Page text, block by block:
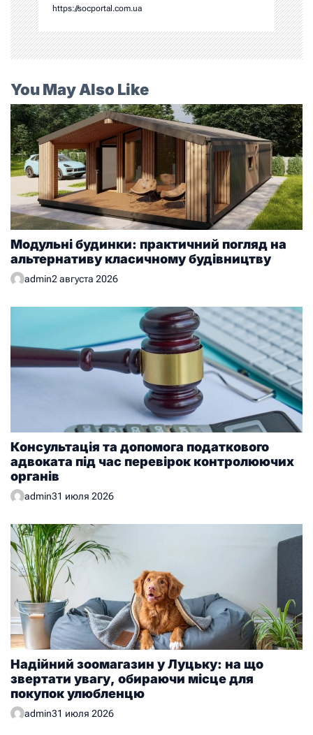
https://socportal.com.ua
You May Also Like
Модульні будинки: практичний погляд на
альтернативу класичному будівництву
admin2 августа 2026
Консультація та допомога податкового
адвоката під час перевірок контролюючих
органів
admin31 июля 2026
Надійний зоомагазин у Луцьку: на що
звертати увагу, обираючи місце для
покупок улюбленцю
admin31 июля 2026